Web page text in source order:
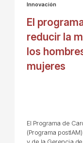
Innovación
El
reducir la
los
mujeres
El Programa de
(Programa